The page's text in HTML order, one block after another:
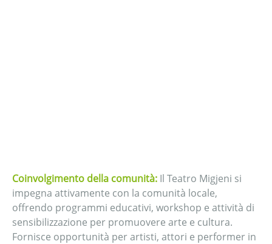
Coinvolgimento della comunità: Il Teatro Migjeni si
impegna attivamente con la comunità locale,
offrendo programmi educativi, workshop e attività di
sensibilizzazione per promuovere arte e cultura.
Fornisce opportunità per artisti, attori e performer in